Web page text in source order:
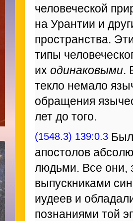
человеческой
на Урантии и
пространства.
типы
их одинаковыми.
текло немало
обращения
лет до того.
(1548.3) 139:0.3
апостолов
людьми. Все они,
выпускниками
иудеев и
познаниями той